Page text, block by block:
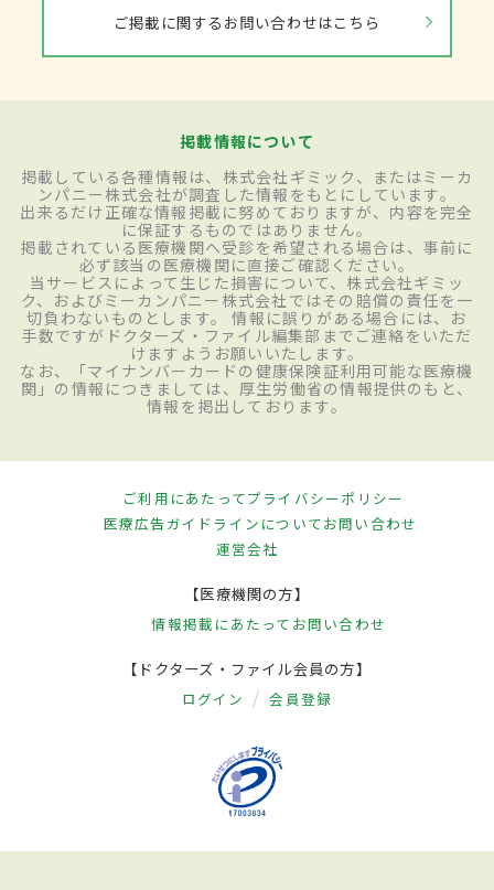
ご掲載に関するお問い合わせはこちら
掲載情報について
掲載している各種情報は、株式会社ギミック、またはミーカ
ンパニー株式会社が調査した情報をもとにしています。
出来るだけ正確な情報掲載に努めておりますが、内容を完全
に保証するものではありません。
掲載されている医療機関へ受診を希望される場合は、事前に
必ず該当の医療機関に直接ご確認ください。
当サービスによって生じた損害について、株式会社ギミッ
ク、およびミーカンパニー株式会社ではその賠償の責任を一
切負わないものとします。 情報に誤りがある場合には、お
手数ですがドクターズ・ファイル編集部までご連絡をいただ
けますようお願いいたします。
なお、「マイナンバーカードの健康保険証利用可能な医療機
関」の情報につきましては、厚生労働省の情報提供のもと、
情報を掲出しております。
ご利用にあたってプライバシーポリシー
医療広告ガイドラインについてお問い合わせ
運営会社
【医療機関の方】
情報掲載にあたって お問い合わせ
【ドクターズ・ファイル会員の方】
ログイン 会員登録